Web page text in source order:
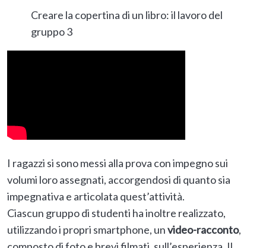
Creare la copertina di un libro: il lavoro del
gruppo 3
I ragazzi si sono messi alla prova con impegno sui
volumi loro assegnati, accorgendosi di quanto sia
impegnativa e articolata quest’attività.
Ciascun gruppo di studenti ha inoltre realizzato,
utilizzando i propri smartphone, unvideo-racconto,